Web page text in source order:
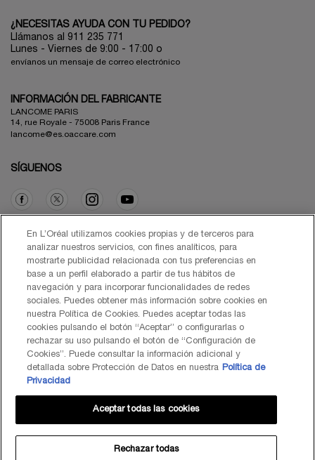
¿NECESITAS AYUDA CON TU PEDIDO?
Llámanos al 911 235 771
Lunes - Viernes de 9:00 - 17:00 o
envíanos un mensaje de correo electrónico
INFORMACIÓN DEL FABRICANTE
LANCOME PARIS
14, rue Royale - 75008 Paris France
lancome@es.oaccare.com
SÍGUENOS
Opción de compra
€ - ES (ES)
© Lancôme 2026
Black Friday
En L’Oréal utilizamos cookies propias y de terceros para
analizar nuestros servicios, con fines analíticos, para
mostrarte publicidad relacionada con tus preferencias en
base a un perfil elaborado a partir de tus hábitos de
navegación y para incorporar funcionalidades de redes
sociales. Puedes obtener más información sobre cookies en
nuestra Política de Cookies. Puedes aceptar todas las
cookies pulsando el botón “Aceptar” o configurarlas o
rechazar su uso pulsando el botón de “Configuración de
Cookies”. Puede consultar la información adicional y
detallada sobre Protección de Datos en nuestra Política de
Privacidad
Rechazar todas
Aceptar todas las cookies